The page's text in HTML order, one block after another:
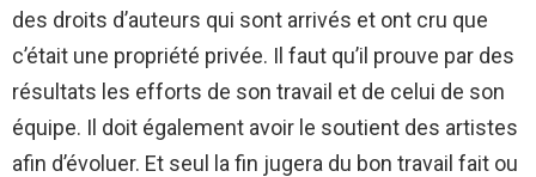
des droits d’auteurs qui sont arrivés et ont cru que
c’était une propriété privée. Il faut qu’il prouve par des
résultats les efforts de son travail et de celui de son
équipe. Il doit également avoir le soutient des artistes
afin d’évoluer. Et seul la fin jugera du bon travail fait ou